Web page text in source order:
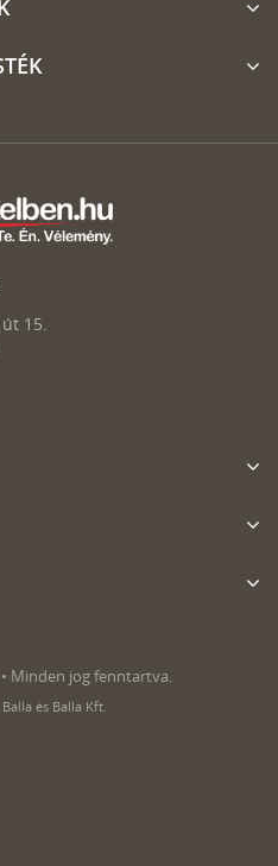
15.
Minden jog fenntartva.
és Balla Kft.